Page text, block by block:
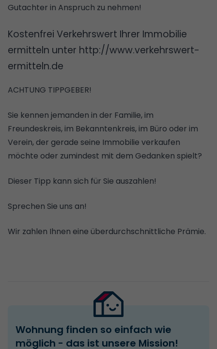
Gutachter in Anspruch zu nehmen!
Kostenfrei Verkehrswert Ihrer Immobilie
ermitteln unter http://www.verkehrswert-
ermitteln.de
ACHTUNG TIPPGEBER!
Sie kennen jemanden in der Familie, im
Freundeskreis, im Bekanntenkreis, im Büro oder im
Verein, der gerade seine Immobilie verkaufen
möchte oder zumindest mit dem Gedanken spielt?
Dieser Tipp kann sich für Sie auszahlen!
Sprechen Sie uns an!
Wir zahlen Ihnen eine überdurchschnittliche Prämie.
Wohnung finden so einfach wie
möglich - das ist unsere Mission!